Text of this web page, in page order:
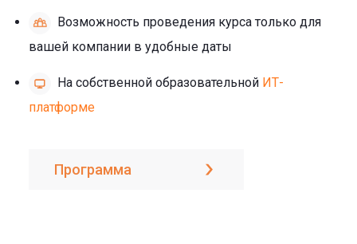
Возможность проведения курса только для
вашей компании в удобные даты
На собственной образовательной ИТ-
платформе
Программа